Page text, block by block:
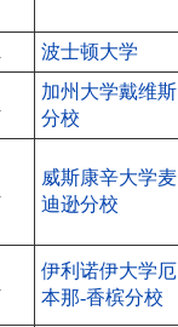
波士顿大学
加州大学戴维斯
分校
威斯康辛大学麦
迪逊分校
伊利诺伊大学厄
本那-香槟分校